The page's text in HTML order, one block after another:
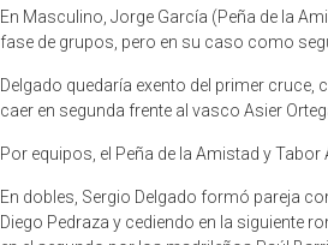
En Masculino, Jorge García (Peña de la
fase de grupos, pero en su caso como
Delgado quedaría exento del primer
caer en segunda frente al vasco Asier
Por equipos, el Peña de la Amistad y
En dobles, Sergio Delgado formó pareja
Diego Pedraza y cediendo en la siguiente